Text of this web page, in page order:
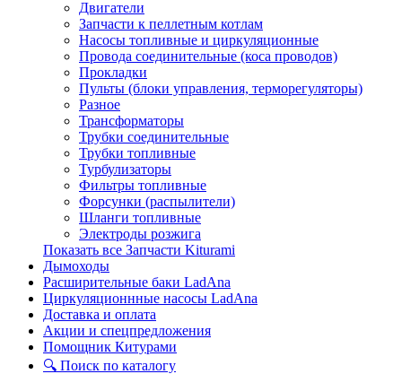
Двигатели
Запчасти к пеллетным котлам
Насосы топливные и циркуляционные
Провода соединительные (коса проводов)
Прокладки
Пульты (блоки управления, терморегуляторы)
Разное
Трансформаторы
Трубки соединительные
Трубки топливные
Турбулизаторы
Фильтры топливные
Форсунки (распылители)
Шланги топливные
Электроды розжига
Показать все Запчасти Kiturami
Дымоходы
Расширительные баки LadAna
Циркуляционнные насосы LadAna
Доставка и оплата
Акции и спецпредложения
Помощник Китурами
🔍 Поиск по каталогу